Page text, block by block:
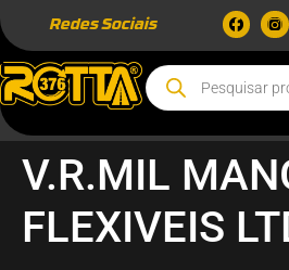
Redes Sociais
V.R.MIL
FLEXIVEIS